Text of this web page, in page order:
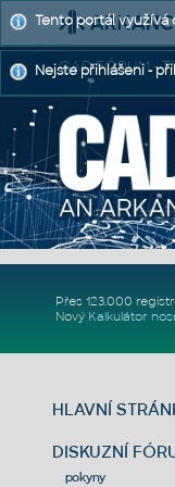
CAD FÓRUM -
Přes 123.000
Nový Kalkulátor
HLAVNÍ
DISKUZNÍ
pokyny
Tento portál využívá
Nejste přihlášeni -